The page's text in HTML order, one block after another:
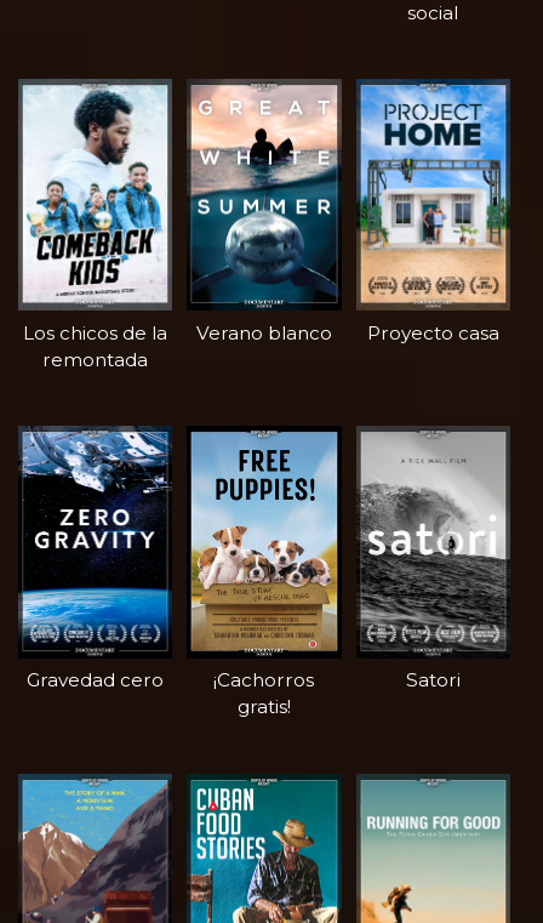
social
Los chicos de la
remontada
Verano blanco Proyecto casa
Gravedad cero
¡Cachorros
gratis!
Satori